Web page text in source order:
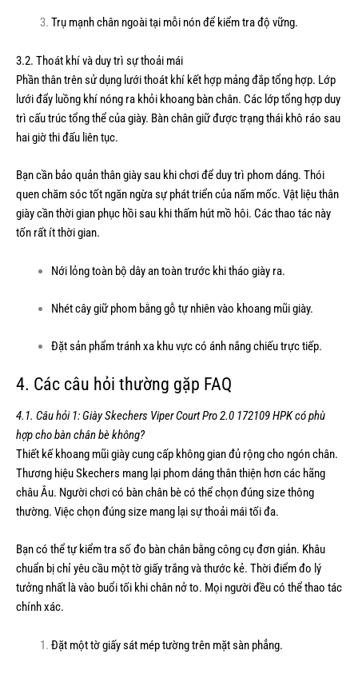
Trụ mạnh chân ngoài tại mỗi nón để kiểm tra độ vững.
3.2. Thoát khí và duy trì sự thoải mái
Phần thân trên sử dụng lưới thoát khí kết hợp mảng đắp tổng hợp. Lớp
lưới đẩy luồng khí nóng ra khỏi khoang bàn chân. Các lớp tổng hợp duy
trì cấu trúc tổng thể của giày. Bàn chân giữ được trạng thái khô ráo sau
hai giờ thi đấu liên tục.
Bạn cần bảo quản thân giày sau khi chơi để duy trì phom dáng. Thói
quen chăm sóc tốt ngăn ngừa sự phát triển của nấm mốc. Vật liệu thân
giày cần thời gian phục hồi sau khi thấm hút mồ hôi. Các thao tác này
tốn rất ít thời gian.
Nới lỏng toàn bộ dây an toàn trước khi tháo giày ra.
Nhét cây giữ phom bằng gỗ tự nhiên vào khoang mũi giày.
Đặt sản phẩm tránh xa khu vực có ánh nắng chiếu trực tiếp.
4. Các câu hỏi thường gặp FAQ
4.1. Câu hỏi 1: Giày Skechers Viper Court Pro 2.0 172109 HPK có phù
hợp cho bàn chân bè không?
Thiết kế khoang mũi giày cung cấp không gian đủ rộng cho ngón chân.
Thương hiệu Skechers mang lại phom dáng thân thiện hơn các hãng
châu Âu. Người chơi có bàn chân bè có thể chọn đúng size thông
thường. Việc chọn đúng size mang lại sự thoải mái tối đa.
Bạn có thể tự kiểm tra số đo bàn chân bằng công cụ đơn giản. Khâu
chuẩn bị chỉ yêu cầu một tờ giấy trắng và thước kẻ. Thời điểm đo lý
tưởng nhất là vào buổi tối khi chân nở to. Mọi người đều có thể thao tác
chính xác.
Đặt một tờ giấy sát mép tường trên mặt sàn phẳng.